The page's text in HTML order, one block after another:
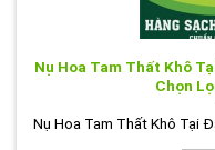
Nụ Hoa Tam Thất Khô
Chọn
Nụ Hoa Tam Thất Khô Tại